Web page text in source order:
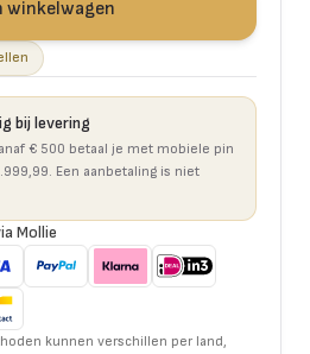
winkelwagen
bij levering
€ 500 betaal je met mobiele pin
Een aanbetaling is niet
Mollie
kunnen verschillen per land,